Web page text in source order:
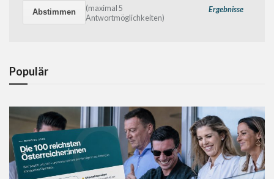
Ergebnisse
(maximal 5
Antwortmöglichkeiten)
Populär